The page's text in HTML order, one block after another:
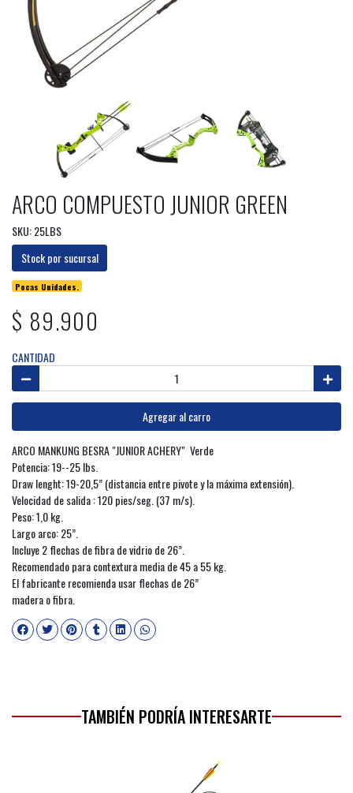
ARCO COMPUESTO JUNIOR GREEN
SKU: 25LBS
Stock por sucursal
Pocas Unidades.
$ 89.900
CANTIDAD
Agregar al carro
ARCO MANKUNG BESRA "JUNIOR ACHERY" Verde
Potencia: 19--25 lbs.
Draw lenght: 19-20,5” (distancia entre pivote y la máxima extensión).
Velocidad de salida : 120 pies/seg. (37 m/s).
Peso: 1,0 kg.
Largo arco: 25”.
Incluye 2 flechas de fibra de vidrio de 26”.
Recomendado para contextura media de 45 a 55 kg.
El fabricante recomienda usar flechas de 26”
madera o fibra.
TAMBIÉN PODRÍA INTERESARTE